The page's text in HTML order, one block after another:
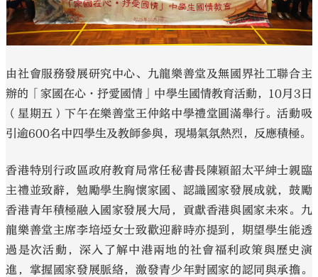
由社會服務發展研究中心、九龍樂善堂及無國界社工聯合主
辦的「家國在心•抒愛國情」中學生國情教育活動，10月3日
（星期五）下午在樂善堂王仲銘中學禮堂圓滿舉行。活動吸
引逾600名中四學生及教師參與，現場氣氛熱烈，反應積極。
香港特別行政區政府教育局常任秘書長陳穎韶太平紳士親臨
主禮並致辭，勉勵學生胸懷家國、認識國家發展成就，鼓勵
香港青年積極融入國家發展大局，貢獻香港與國家未來。九
龍樂善堂主席李培埡女士致歡迎辭時亦提到，期望學生能透
過是次活動，深入了解中港兩地的社會福利政策與歷史演
進，掌握國家發展脈絡，激發青少年對國家的認同與承擔。